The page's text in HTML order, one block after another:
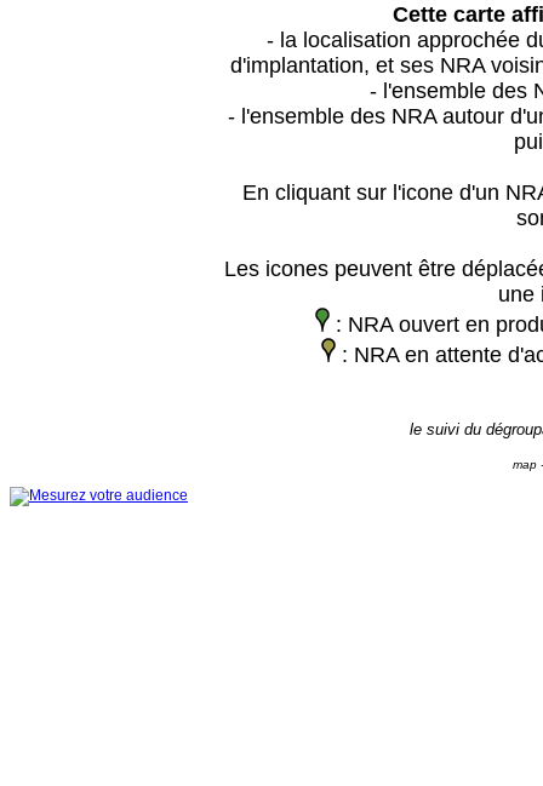
Cette carte
- la localisation approchée
d'implantation, et ses NRA
- l'ensemble des
- l'ensemble des NRA autour
En cliquant sur l'icone d'un
Les icones peuvent être
une
: NRA ouvert en
: NRA en attente
le suivi du
map